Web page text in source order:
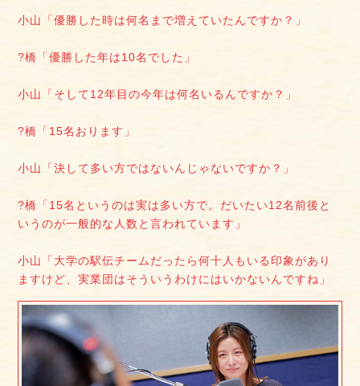
小山「優勝した時は何名まで増えていたんですか？」
?橋「優勝した年は10名でした」
小山「そして12年目の今年は何名いるんですか？」
?橋「15名おります」
小山「決して多い方ではないんじゃないですか？」
?橋「15名というのは実は多い方で。だいたい12名前後と
いうのが一般的な人数と言われています」
小山「大学の駅伝チームだったら何十人もいる印象があり
ますけど、実業団はそういうわけにはいかないんですね」